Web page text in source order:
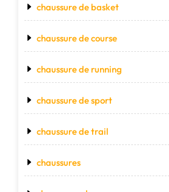
chaussure de basket
chaussure de course
chaussure de running
chaussure de sport
chaussure de trail
chaussures